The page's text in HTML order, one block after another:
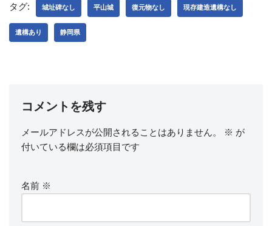
タグ: 城址碑なし 平山城 復元物なし 現存建造遺構なし
遺構あり 静岡県
コメントを残す
メールアドレスが公開されることはありません。 ※ が
付いている欄は必須項目です
名前 ※